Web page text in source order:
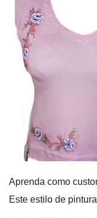
Aprenda como
Este estilo de